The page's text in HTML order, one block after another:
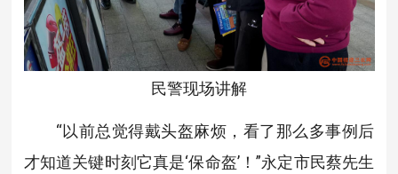
民警现场讲解
“以前总觉得戴头盔麻烦，看了那么多事例后
才知道关键时刻它真是‘保命盔’！”永定市民蔡先生